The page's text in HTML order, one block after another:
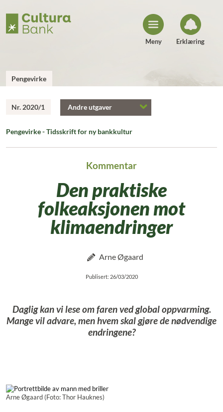
o
Meny Erklæring
Pengevirke
Nr. 2020/1 Andre utgaver
Pengevirke - Tidsskrift for ny bankkultur
Kommentar
Den praktiske
folkeaksjonen mot
klimaendringer
Arne Øgaard
Publisert: 26/03/2020
Daglig kan vi lese om faren ved global oppvarming.
Mange vil advare, men hvem skal gjøre de nødvendige
endringene?
Arne Øgaard (Foto: Thor Hauknes)